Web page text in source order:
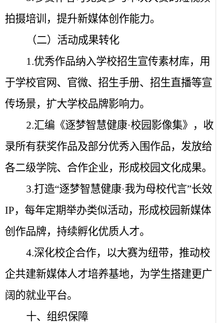
拍摄培训，提升新媒体创作能力。
（二）活动成果转化
1.优秀作品纳入学校招生宣传素材库，用
于学校官网、官微、招生手册、招生直播等宣
传场景，扩大学校品牌影响力。
2.汇编《逐梦智慧健康·校园影像集》，收
录所有获奖作品及部分优秀入围作品，发放给
各二级学院、合作企业，形成校园文化成果。
3.打造“逐梦智慧健康·我为母校代言”长效
IP，每年定期举办类似活动，形成校园新媒体
创作品牌，持续孵化优质人才。
4.深化校企合作，以大赛为纽带，推动校
企共建新媒体人才培养基地，为学生搭建更广
阔的就业平台。
十、组织保障